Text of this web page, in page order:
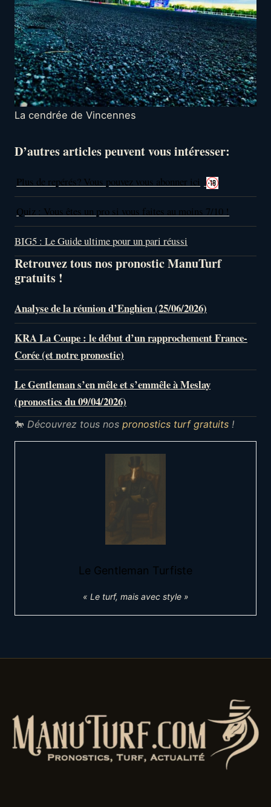
La cendrée de Vincennes
D’autres articles peuvent vous intéresser:
Plus de repérés? Vous pouvez vous abonner ici
Quiz : Vous êtes un pro si vous faites au moins 7/10 !
BIG5 : Le Guide ultime pour un pari réussi
Retrouvez tous nos pronostic ManuTurf
gratuits !
Analyse de la réunion d’Enghien (25/06/2026)
KRA La Coupe : le début d’un rapprochement France-
Corée (et notre pronostic)
Le Gentleman s’en mêle et s’emmêle à Meslay
(pronostics du 09/04/2026)
🐎 Découvrez tous nos pronostics turf gratuits !
Le Gentleman Turfiste
« Le turf, mais avec style »